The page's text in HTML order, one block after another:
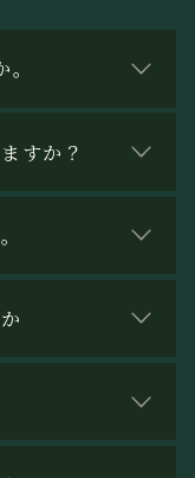
、2時間連続で
すか？
です。
ありません。
に上限を設け
す。